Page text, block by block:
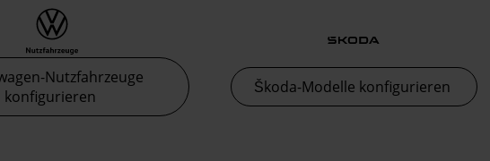
Nutzfahrzeuge
konfigurieren
Škoda-Modelle konfigurieren